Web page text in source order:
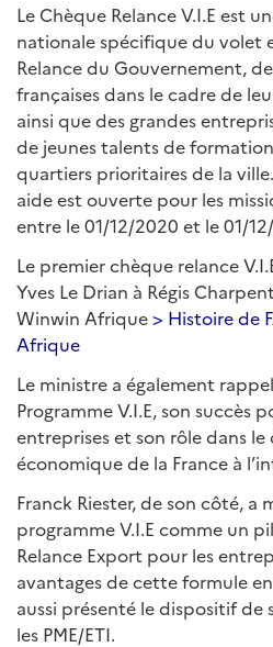
Le Chèque Relance V.I.E est
nationale spécifique du volet
Relance du Gouvernement,
françaises dans le cadre de
ainsi que des grandes
de jeunes talents de
quartiers prioritaires de la
aide est ouverte pour les
entre le 01/12/2020 et le 01/
Le premier chèque relance
Yves Le Drian à Régis
Winwin Afrique> Histoire de
Afrique
Le ministre a également
Programme V.I.E, son succès
entreprises et son rôle dans
économique de la France à
Franck Riester, de son côté, a
programme V.I.E comme un
Relance Export pour les
avantages de cette formule
aussi présenté le dispositif de
les PME/ETI.